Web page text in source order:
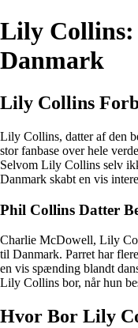
Lily Collins:
Danmark
Lily Collins
Lily Collins, datter af den
stor fanbase over hele
Selvom Lily Collins selv
Danmark skabt en vis
Phil Collins Datter
Charlie McDowell, Lily
til Danmark. Parret har
en vis spænding blandt
Lily Collins bor, når hun
Hvor Bor Lily